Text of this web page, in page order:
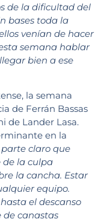
de la dificultad del
bases toda la
venían de hacer
semana hablar
bien a ese
la semana
de Ferrán Bassas
de Lander Lasa.
en la
parte claro que
de la culpa
la cancha. Estar
equipo.
el descanso
de canastas